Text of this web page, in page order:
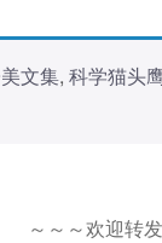
文集, 科学猫头
～～～欢迎转